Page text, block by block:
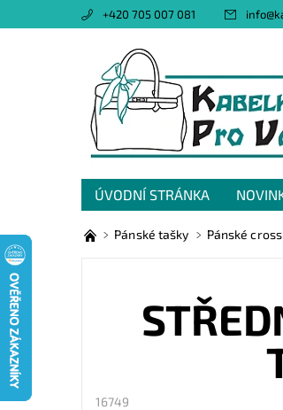
+420 705 007 081 info@
ÚVODNÍ STRÁNKA
OBCHODNÍ PODMÍNKY
Pánské tašky Pánské
16749